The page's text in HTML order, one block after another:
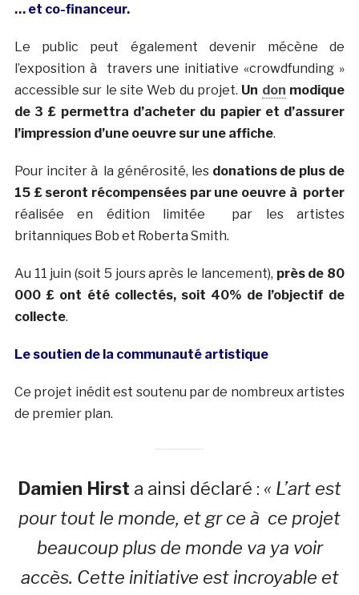
… et co-financeur.
Le public peut également devenir mécène de
l’exposition à travers une initiative «crowdfunding »
accessible sur le site Web du projet. Un don modique
de 3 £ permettra d’acheter du papier et d’assurer
l’impression d’une oeuvre sur une affiche.
Pour inciter à la générosité, les donations de plus de
15 £ seront récompensées par une oeuvre à porter
réalisée en édition limitée par les artistes
britanniques Bob et Roberta Smith.
Au 11 juin (soit 5 jours après le lancement), près de 80
000 £ ont été collectés, soit 40% de l’objectif de
collecte.
Le soutien de la communauté artistique
Ce projet inédit est soutenu par de nombreux artistes
de premier plan.
Damien Hirst a ainsi déclaré : « L’art est
pour tout le monde, et gr ce à ce projet
beaucoup plus de monde va ya voir
accès. Cette initiative est incroyable et